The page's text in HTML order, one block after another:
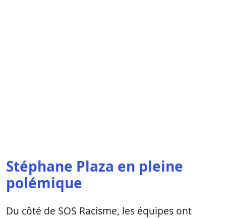
Stéphane Plaza en pleine
polémique
Du côté de SOS Racisme, les équipes ont